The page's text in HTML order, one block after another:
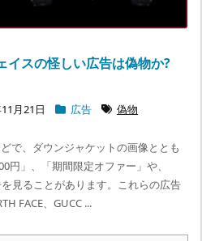
イスの怪しい広告は偽物か?
月21日 広告 偽物
で、ダウンジャケットの画像ととも
円」、「期間限定オファー」や、
見ることがあります。これらの広告
FACE、GUCC ...